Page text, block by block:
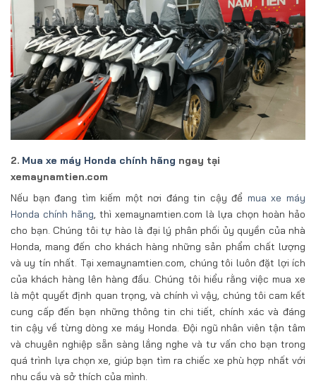
2. Mua xe máy Honda chính hãng ngay tại
xemaynamtien.com
Nếu bạn đang tìm kiếm một nơi đáng tin cậy để mua xe máy
Honda chính hãng, thì xemaynamtien.com là lựa chọn hoàn hảo
cho bạn. Chúng tôi tự hào là đại lý phân phối ủy quyền của nhà
Honda, mang đến cho khách hàng những sản phẩm chất lượng
và uy tín nhất. Tại xemaynamtien.com, chúng tôi luôn đặt lợi ích
của khách hàng lên hàng đầu. Chúng tôi hiểu rằng việc mua xe
là một quyết định quan trọng, và chính vì vậy, chúng tôi cam kết
cung cấp đến bạn những thông tin chi tiết, chính xác và đáng
tin cậy về từng dòng xe máy Honda. Đội ngũ nhân viên tận tâm
và chuyên nghiệp sẵn sàng lắng nghe và tư vấn cho bạn trong
quá trình lựa chọn xe, giúp bạn tìm ra chiếc xe phù hợp nhất với
nhu cầu và sở thích của mình.